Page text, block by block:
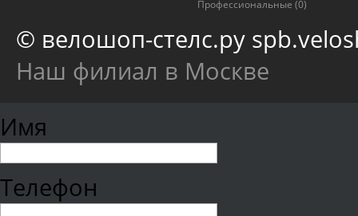
Профессиональные (0)
© велошоп-стелс.ру
Наш филиал в Москве
Имя
Телефон